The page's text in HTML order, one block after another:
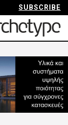
SUBSCRIBE